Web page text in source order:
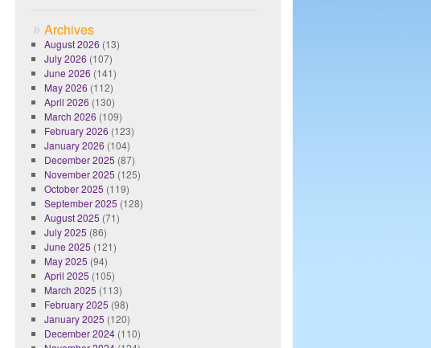
Archives
August 2026 (13)
July 2026 (107)
June 2026 (141)
May 2026 (112)
April 2026 (130)
March 2026 (109)
February 2026 (123)
January 2026 (104)
December 2025 (87)
November 2025 (125)
October 2025 (119)
September 2025 (128)
August 2025 (71)
July 2025 (86)
June 2025 (121)
May 2025 (94)
April 2025 (105)
March 2025 (113)
February 2025 (98)
January 2025 (120)
December 2024(110)